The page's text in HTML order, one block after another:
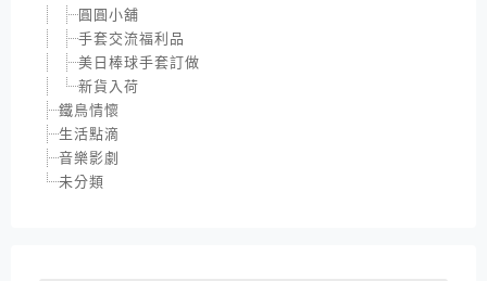
圓圓小舖
手套交流福利品
美日棒球手套訂做
新貨入荷
鐵鳥情懷
生活點滴
音樂影劇
未分類